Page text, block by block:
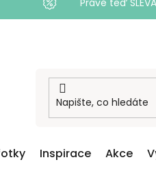
Právě teď
Inspirace Akce